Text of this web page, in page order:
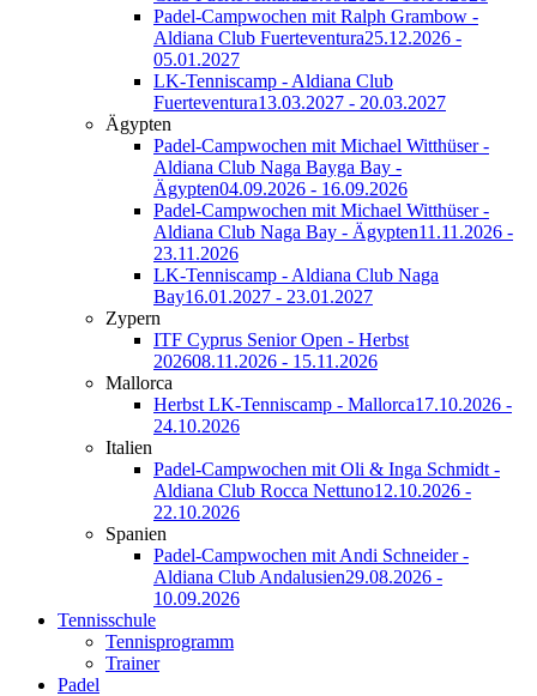
Padel-Campwochen mit Ralph Grambow -
Aldiana Club Fuerteventura25.12.2026 -
05.01.2027
LK-Tenniscamp - Aldiana Club
Fuerteventura13.03.2027 - 20.03.2027
Ägypten
Padel-Campwochen mit Michael Witthüser -
Aldiana Club Naga Bayga Bay -
Ägypten04.09.2026 - 16.09.2026
Padel-Campwochen mit Michael Witthüser -
Aldiana Club Naga Bay - Ägypten11.11.2026 -
23.11.2026
LK-Tenniscamp - Aldiana Club Naga
Bay16.01.2027 - 23.01.2027
Zypern
ITF Cyprus Senior Open - Herbst
202608.11.2026 - 15.11.2026
Mallorca
Herbst LK-Tenniscamp - Mallorca17.10.2026 -
24.10.2026
Italien
Padel-Campwochen mit Oli & Inga Schmidt -
Aldiana Club Rocca Nettuno12.10.2026 -
22.10.2026
Spanien
Padel-Campwochen mit Andi Schneider -
Aldiana Club Andalusien29.08.2026 -
10.09.2026
Tennisschule
Tennisprogramm
Trainer
Padel